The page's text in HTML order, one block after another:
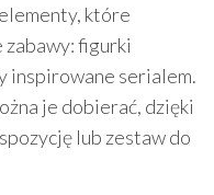
które
zabawy: figurki
inspirowane serialem.
je dobierać, dzięki
lub zestaw do